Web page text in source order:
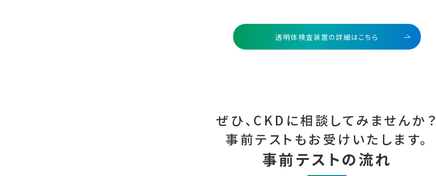
透明体検査装置の詳細はこちら
ぜひ、CKDに相談してみませんか
事前テストもお受けいたします。
事前テストの流れ